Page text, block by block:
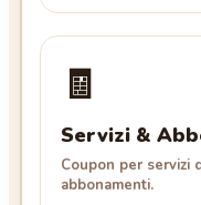
🧾
Servizi &
Coupon per servizi
abbonamenti.